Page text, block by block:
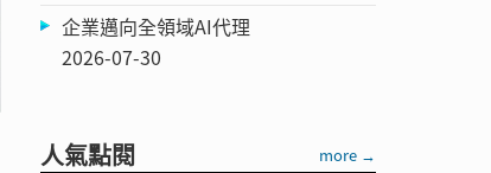
企業邁向全領域AI代理
2026-07-30
人氣點閱 more →